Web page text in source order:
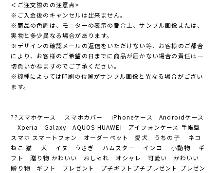
＜ご注文際のの注意点>
※ご入金後のキャンセルは出来ません。
※商品の色調は、モニターの表示の都合上、サンプル画像または、
実物と多少異なる場合があります。
※デザインの確認メールの返信をいただけない等、お客様のご都合
により、お客様のご希望の日までに商品が届かない場合の責任は一
切負いかねますのでご了承ください。
※機種によっては印刷の位置がサンプル画像と異なる場合がござい
ます。
??スマホケース スマホカバー iPhoneケース Androidケース
Xperia Galaxy AQUOS HUAWEI アイフォンケース 手帳型
スマホ スマートフォン オーダーペット 愛犬 うちの子 ネコ
ねこ 猫 犬 イヌ うさぎ ハムスター インコ 小動物 ギ
フト 贈り物 かわいい おしゃれ オシャレ 可愛い かわいい
贈り物 ギフト プレゼント プチギフトプチプレゼント プレゼン